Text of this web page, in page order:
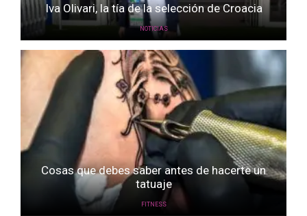
Iva Olivari, la tía de la selección de Croacia
NOTICIAS
Cosas que debes saber antes de hacerte un
tatuaje
FITNESS